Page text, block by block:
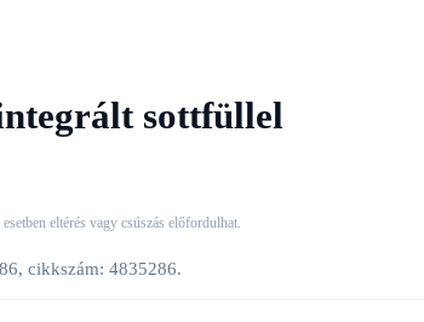
sottfüllel
eltérés vagy csúszás előfordulhat.
cikkszám: 4835286.